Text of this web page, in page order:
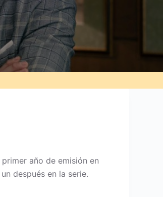
año de emisión en
después en la serie.